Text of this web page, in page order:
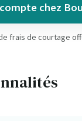
chez
frais de courtage